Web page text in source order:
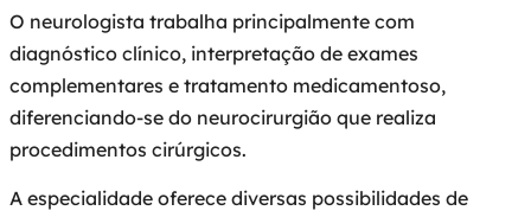
O neurologista trabalha principalmente com
diagnóstico clínico, interpretação de exames
complementares e tratamento medicamentoso,
diferenciando-se do neurocirurgião que realiza
procedimentos cirúrgicos.
A especialidade oferece diversas possibilidades de